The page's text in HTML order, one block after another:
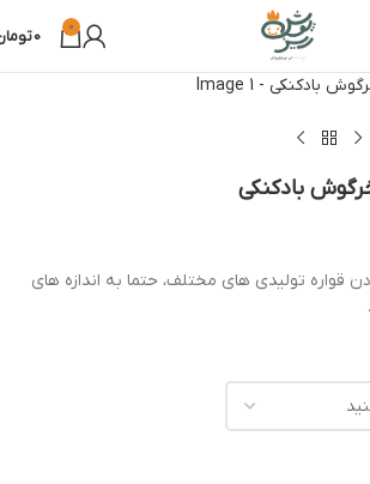
0
0
بادکنکی
قواره تولیدی های مختلف، حتما به اندازه های